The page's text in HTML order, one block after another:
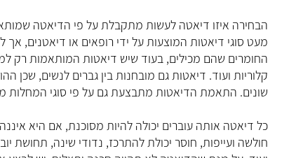
הבחירה איזו דיאטה לעשות מתקבלת על פי הדיאטה
מעט סוגי דיאטות המוצעות על ידי רופאים או דיאטנים,
החומרים שהם מכילים, בעוד שיש דיאטות המותאמות רק
קלוריות ועוד. דיאטות גם מובחנות בין גברים לנשים, שכן
שונים. התאמת הדיאטות מתבצעת גם על פי סוגי המחלות
כל דיאטה אותה עוברים יכולה להיות מסוכנת, אם היא
חולשה ועייפות, חוסר יכולת להתרכז, נדודי שינה, תחושת